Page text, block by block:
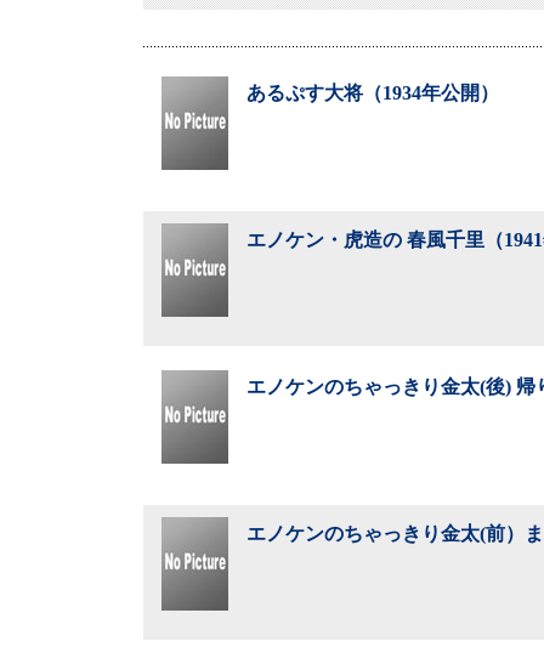
あるぷす大将（1934年公開）
エノケン・虎造の 春風千里（
エノケンのちゃっきり金太(後)
エノケンのちゃっきり金太(前）